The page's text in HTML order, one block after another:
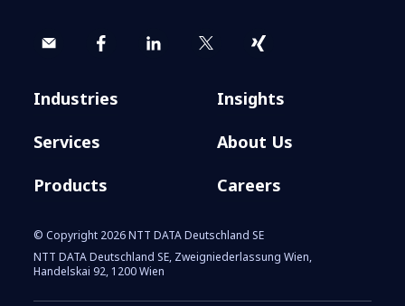
Industries
Services
Products
Insights
About Us
Careers
© Copyright 2026 NTT DATA Deutschland SE
NTT DATA Deutschland SE, Zweigniederlassung Wien,
Handelskai 92, 1200 Wien